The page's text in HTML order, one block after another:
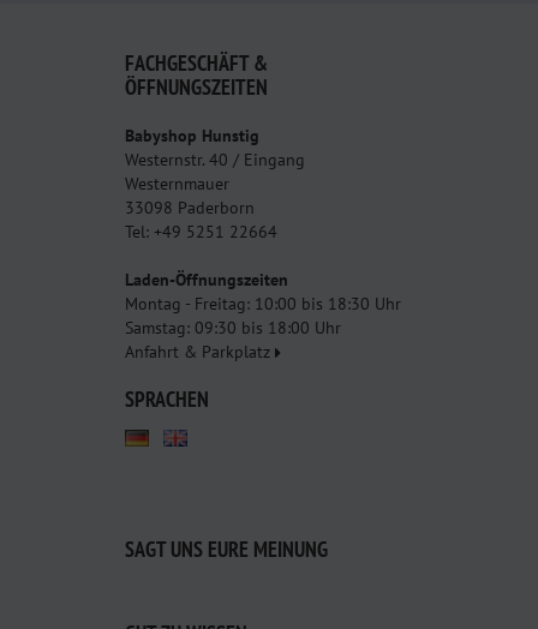
FACHGESCHÄFT &
ÖFFNUNGSZEITEN
Babyshop Hunstig
Westernstr. 40 / Eingang
Westernmauer
33098 Paderborn
Tel: +49 5251 22664
Laden-Öffnungszeiten
Montag - Freitag: 10:00 bis 18:30 Uhr
Samstag: 09:30 bis 18:00 Uhr
Anfahrt & Parkplatz
SPRACHEN
SAGT UNS EURE MEINUNG